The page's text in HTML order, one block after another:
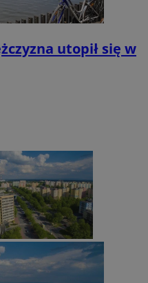
utopił się w